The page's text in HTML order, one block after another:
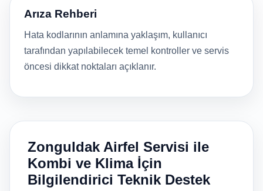
Arıza Rehberi
Hata kodlarının anlamına yaklaşım, kullanıcı
tarafından yapılabilecek temel kontroller ve servis
öncesi dikkat noktaları açıklanır.
Zonguldak Airfel Servisi ile
Kombi ve Klima İçin
Bilgilendirici Teknik Destek